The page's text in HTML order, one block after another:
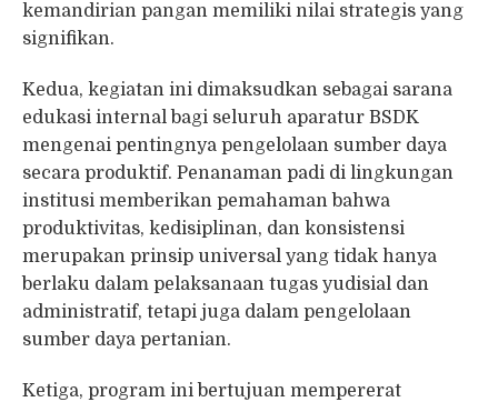
kemandirian pangan memiliki nilai strategis yang
signifikan.
Kedua, kegiatan ini dimaksudkan sebagai sarana
edukasi internal bagi seluruh aparatur BSDK
mengenai pentingnya pengelolaan sumber daya
secara produktif. Penanaman padi di lingkungan
institusi memberikan pemahaman bahwa
produktivitas, kedisiplinan, dan konsistensi
merupakan prinsip universal yang tidak hanya
berlaku dalam pelaksanaan tugas yudisial dan
administratif, tetapi juga dalam pengelolaan
sumber daya pertanian.
Ketiga, program ini bertujuan mempererat